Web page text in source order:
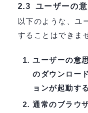
2.3 ユーザーの
以下のような、ユ
することはできま
ユーザーの意
のダウンロー
ョンが起動す
通常のブラウ